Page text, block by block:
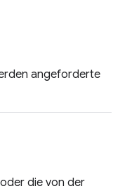
angeforderte
die von der